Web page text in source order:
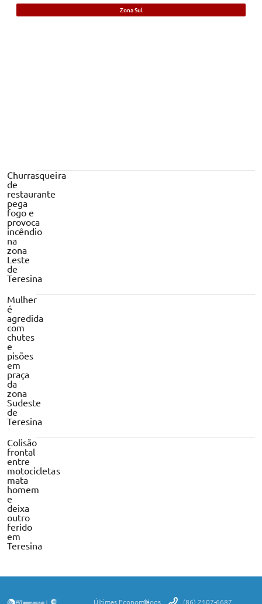
Zona Sul
Churrasqueira
de
restaurante
pega
fogo e
provoca
incêndio
na
zona
Leste
de
Teresina
Mulher
é
agredida
com
chutes
e
pisões
em
praça
da
zona
Sudeste
de
Teresina
Colisão
frontal
entre
motocicletas
mata
homem
e
deixa
outro
ferido
em
Teresina
Últimas EconomiaBlogs (86) 2107-6687